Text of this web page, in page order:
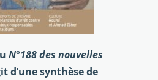
N°188 des nouvelles
d’une synthèse de